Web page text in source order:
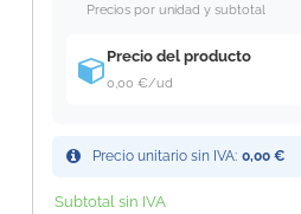
Precios por unidad y subtotal
Precio del producto
0,00 €/ud
Precio unitario sin IVA: 0,00 €
Subtotal sin IVA